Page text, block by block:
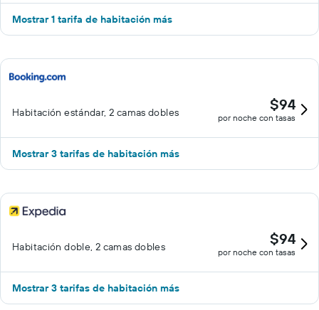
Mostrar 1 tarifa de habitación más
Habitación estándar, 2 camas dobles $94
por noche con tasas
Mostrar 3 tarifas de habitación más
Habitación doble, 2 camas dobles $94
por noche con tasas
Mostrar 3 tarifas de habitación más